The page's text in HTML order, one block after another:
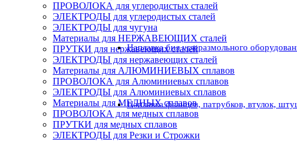
Наплавка бил углеразмольного
Наплавка фланцев, патрубков, втулок,
ПРОВОЛОКА для углеродистых сталей
ЭЛЕКТРОДЫ для углеродистых сталей
ЭЛЕКТРОДЫ для чугуна
Материалы для НЕРЖАВЕЮЩИХ сталей
ПРУТКИ для нержавеющих сталей
ЭЛЕКТРОДЫ для нержавеющих сталей
Материалы для АЛЮМИНИЕВЫХ сплавов
ПРОВОЛОКА для Алюминиевых сплавов
ЭЛЕКТРОДЫ для Алюминиевых сплавов
Материалы для МЕДНЫХ сплавов
ПРОВОЛОКА для медных сплавов
ПРУТКИ для медных сплавов
ЭЛЕКТРОДЫ для Резки и Строжки